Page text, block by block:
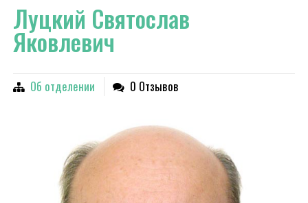
Луцкий Святослав
Яковлевич
Об отделении 0 Отзывов